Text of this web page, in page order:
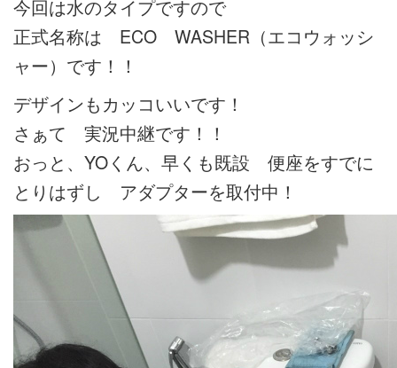
今回は水のタイプですので
正式名称は ECO WASHER（エコウォッシ
ャー）です！！
デザインもカッコいいです！
さぁて 実況中継です！！
おっと、YOくん、早くも既設 便座をすでに
とりはずし アダプターを取付中！